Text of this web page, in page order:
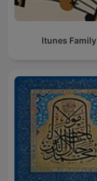
Itunes Family